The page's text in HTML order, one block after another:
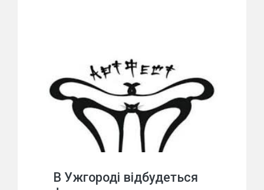
В Ужгороді відбудеться